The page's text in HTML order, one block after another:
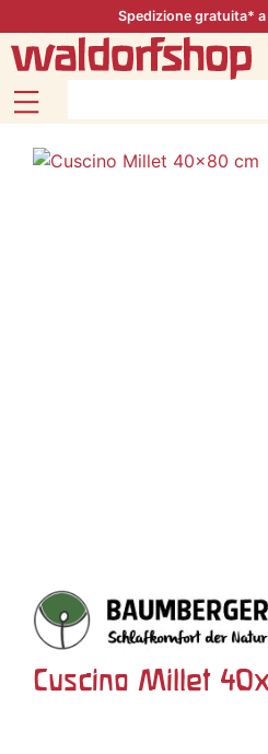
Spedizione gratuita*
Cuscino Millet